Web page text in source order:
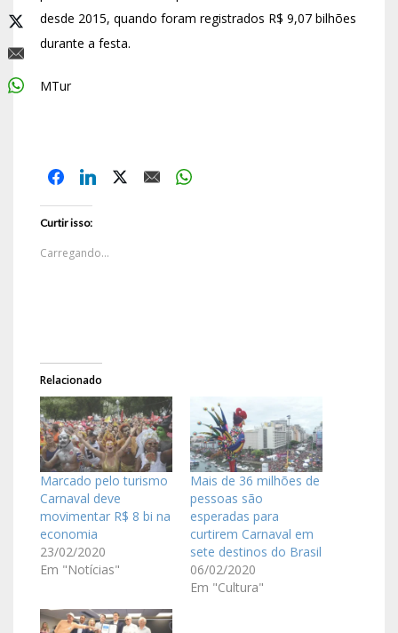
desde 2015, quando foram registrados R$ 9,07 bilhões
durante a festa.
MTur
Curtir isso:
Carregando...
Relacionado
Marcado pelo turismo
Carnaval deve
movimentar R$ 8 bi na
economia
23/02/2020
Em "Notícias"
Mais de 36 milhões de
pessoas são
esperadas para
curtirem Carnaval em
sete destinos do Brasil
06/02/2020
Em "Cultura"